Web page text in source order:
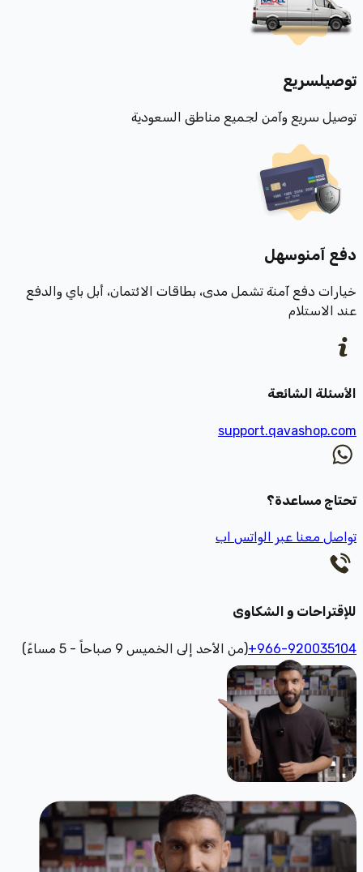
توصيلسريع
توصيل سريع وآمن لجميع مناطق السعودية
دفع آمنوسهل
خيارات دفع آمنة تشمل مدى، بطاقات الائتمان، أبل باي والدفع
عند الاستلام
الأسئلة الشائعة
support.qavashop.com
تحتاج مساعدة؟
تواصل معنا عبر الواتس اب
للإقتراحات و الشكاوى
+966-920035104(من الأحد إلى الخميس 9 صباحاً - 5 مساءً)